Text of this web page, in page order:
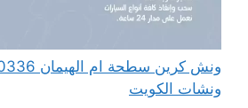
ونشات الكويت